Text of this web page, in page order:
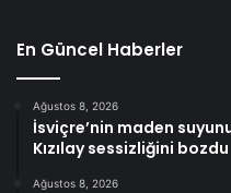
En Güncel Haberler
Ağustos 8, 2026
İsviçre’nin maden
Kızılay sessizliğini bozdu
Ağustos 8, 2026